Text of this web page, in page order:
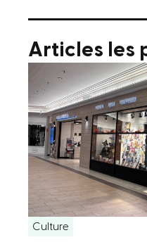
Articles les
Culture